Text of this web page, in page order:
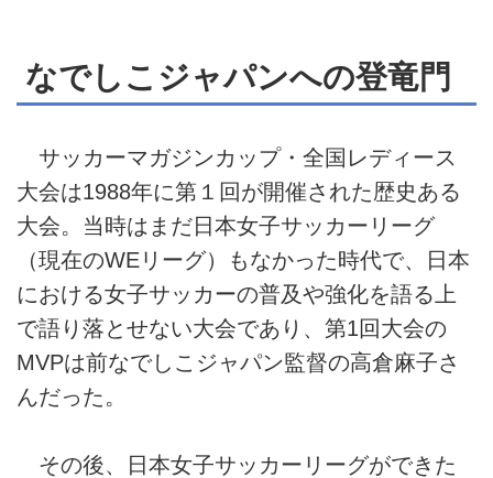
なでしこジャパンへの登竜門
サッカーマガジンカップ・全国レディース
大会は1988年に第１回が開催された歴史ある
大会。当時はまだ日本女子サッカーリーグ
（現在のWEリーグ）もなかった時代で、日本
における女子サッカーの普及や強化を語る上
で語り落とせない大会であり、第1回大会の
MVPは前なでしこジャパン監督の高倉麻子さ
んだった。
その後、日本女子サッカーリーグができた